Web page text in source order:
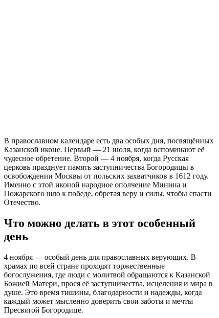
В православном календаре есть два особых дня, посвящённых
Казанской иконе. Первый — 21 июля, когда вспоминают её
чудесное обретение. Второй — 4 ноября, когда Русская
церковь празднует память заступничества Богородицы в
освобождении Москвы от польских захватчиков в 1612 году.
Именно с этой иконой народное ополчение Минина и
Пожарского шло к победе, обретая веру и силы, чтобы спасти
Отечество.
Что можно делать в этот особенный
день
4 ноября — особый день для православных верующих. В
храмах по всей стране проходят торжественные
богослужения, где люди с молитвой обращаются к Казанской
Божией Матери, прося её заступничества, исцеления и мира в
душе. Это время тишины, благодарности и надежды, когда
каждый может мысленно доверить свои заботы и мечты
Пресвятой Богородице.